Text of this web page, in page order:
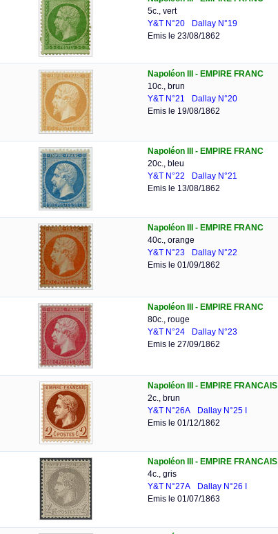
5c., vert
Y&T N°20
Dallay N°19
Emis le 23/08/1862
Napoléon III - EMPIRE FRANC
10c., brun
Y&T N°21
Dallay N°20
Emis le 19/08/1862
Napoléon III - EMPIRE FRANC
20c., bleu
Y&T N°22
Dallay N°21
Emis le 13/08/1862
Napoléon III - EMPIRE FRANC
40c., orange
Y&T N°23
Dallay N°22
Emis le 01/09/1862
Napoléon III - EMPIRE FRANC
80c., rouge
Y&T N°24
Dallay N°23
Emis le 27/09/1862
Napoléon III - EMPIRE FRANCAIS
2c., brun
Y&T N°26A
Dallay N°25 I
Emis le 01/12/1862
Napoléon III - EMPIRE FRANCAIS
4c., gris
Y&T N°27A
Dallay N°26 I
Emis le 01/07/1863